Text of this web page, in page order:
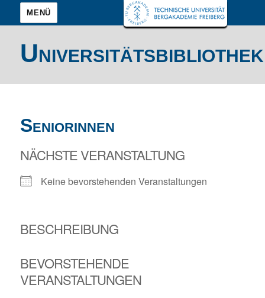
MENÜ
Universitätsbibliothek
Seniorinnen
NÄCHSTE VERANSTALTUNG
Keine bevorstehenden Veranstaltungen
BESCHREIBUNG
BEVORSTEHENDE
VERANSTALTUNGEN